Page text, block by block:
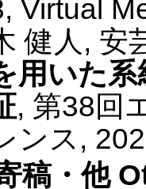
, Virtual
健人, 安
用いた
, 第38回
ンス,
稿・他